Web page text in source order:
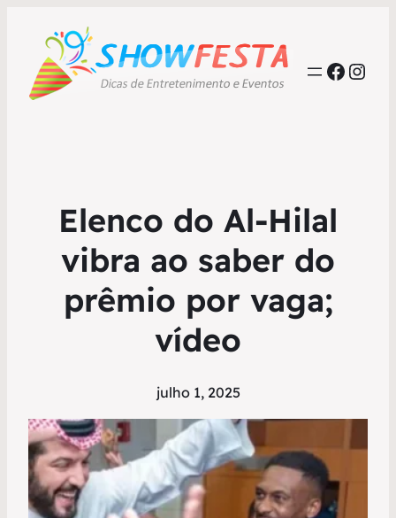
Elenco do Al-Hilal
vibra ao saber do
prêmio por vaga;
vídeo
julho 1, 2025